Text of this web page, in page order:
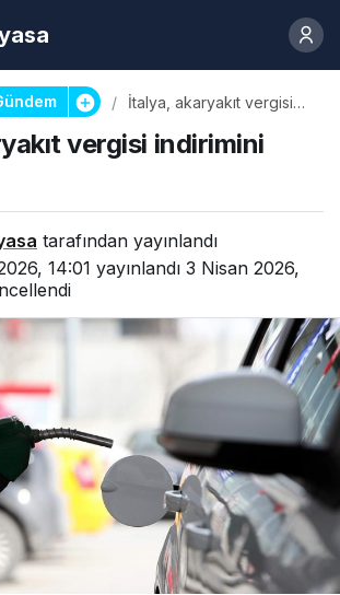
İtalya, akaryakıt vergisi
vergisi indirimini
tarafından yayınlandı
14:01 yayınlandı 3 Nisan 2026,